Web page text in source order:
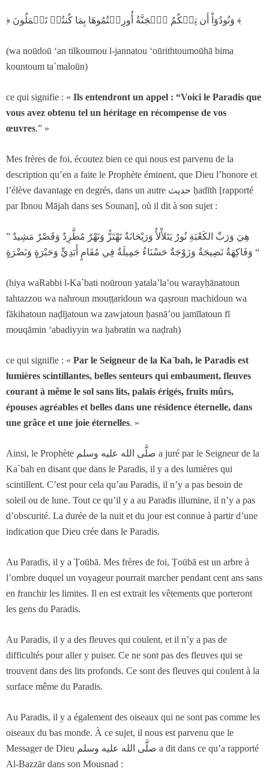
﴿ وَنُودُوٓاْ أَن تِلۡكُمُ ٱلۡجَنَّةُ أُورِثۡتُمُوهَا بِمَا كُنتُمۡ تَعۡمَلُونَ ﴾
(wa noūdoū ‘an tilkoumou l-jannatou ‘oūrithtoumoūhā bima
kountoum ta`maloūn)
ce qui signifie : « Ils entendront un appel : “Voici le Paradis que
vous avez obtenu tel un héritage en récompense de vos
œuvres.” »
Mes frères de foi, écoutez bien ce qui nous est parvenu de la
description qu’en a faite le Prophète éminent, que Dieu l’honore et
l’élève davantage en degrés, dans un autre حديث ḥadīth [rapporté
par Ibnou Mājah dans ses Sounan], où il dit à son sujet :
” هِيَ وَرَبِّ الكَعْبَةِ نُورٌ يَتَلأْلأُ وَرَيْحَانَةٌ تَهْتَزُّ وَنَهْرٌ مُطَّرِدٌ وَقَصْرٌ مَشِيدٌ
وَفَاكِهَةٌ نَضِيجَةٌ وَزَوْجَةٌ حَسْنَاءُ جَمِيلَةٌ فِي مُقَامٍ أَبَدِيٍّ وَحَبْرَةٍ وَنَضْرَةٍ “
(hiya waRabbi l-Ka`bati noūroun yatala’la’ou warayḥānatoun
tahtazzou wa nahroun mouṭṭaridoun wa qaṣroun machidoun wa
fākihatoun naḍījatoun wa zawjatoun ḥasnā’ou jamīlatoun fī
mouqāmin ‘abadiyyin wa ḥabratin wa naḍrah)
ce qui signifie : « Par le Seigneur de la Ka`bah, le Paradis est
lumières scintillantes, belles senteurs qui embaument, fleuves
courant à même le sol sans lits, palais érigés, fruits mûrs,
épouses agréables et belles dans une résidence éternelle, dans
une grâce et une joie éternelles. »
Ainsi, le Prophète صلَّى الله عليه وسلم a juré par le Seigneur de la
Ka`bah en disant que dans le Paradis, il y a des lumières qui
scintillent. C’est pour cela qu’au Paradis, il n’y a pas besoin de
soleil ou de lune. Tout ce qu’il y a au Paradis illumine, il n’y a pas
d’obscurité. La durée de la nuit et du jour est connue à partir d’une
indication que Dieu crée dans le Paradis.
Au Paradis, il y a Ṭoūbā. Mes frères de foi, Ṭoūbā est un arbre à
l’ombre duquel un voyageur pourrait marcher pendant cent ans sans
en franchir les limites. Il en est extrait les vêtements que porteront
les gens du Paradis.
Au Paradis, il y a des fleuves qui coulent, et il n’y a pas de
difficultés pour aller y puiser. Ce ne sont pas des fleuves qui se
trouvent dans des lits profonds. Ce sont des fleuves qui coulent à la
surface même du Paradis.
Au Paradis, il y a également des oiseaux qui ne sont pas comme les
oiseaux du bas monde. À ce sujet, il nous est parvenu que le
Messager de Dieu صلَّى الله عليه وسلم a dit dans ce qu’a rapporté
Al-Bazzār dans son Mousnad :